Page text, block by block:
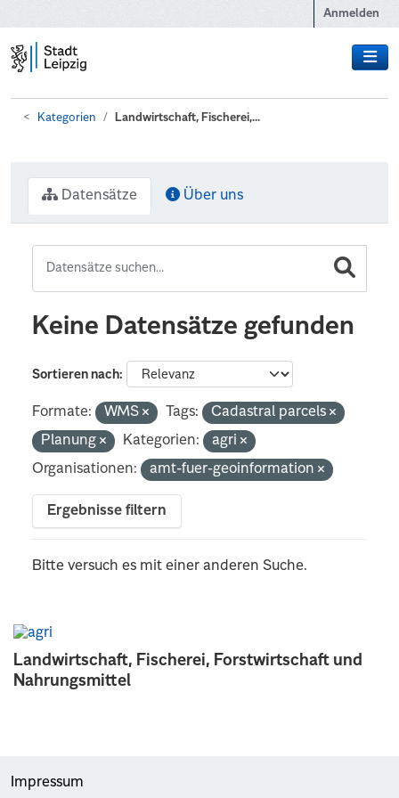
Anmelden
Kategorien Landwirtschaft, Fischerei,...
Landwirtschaft, Fischerei, Forstwirtschaft und
Nahrungsmittel
Datensätze Über uns
Keine Datensätze gefunden
Sortieren nach
Formate: WMS Tags:
Cadastral parcels
Planung
Kategorien:
agri
Organisationen:
amt-fuer-geoinformation
Ergebnisse filtern
Bitte versuch es mit einer anderen Suche.
Impressum